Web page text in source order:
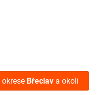
okrese Břeclav a okolí